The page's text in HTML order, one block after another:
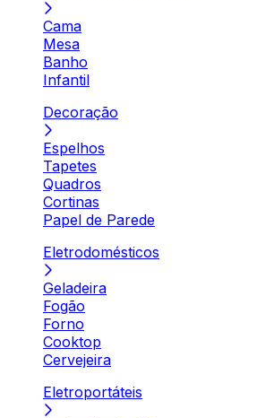
Cama
Mesa
Banho
Infantil
Decoração
Espelhos
Tapetes
Quadros
Cortinas
Papel de Parede
Eletrodomésticos
Geladeira
Fogão
Forno
Cooktop
Cervejeira
Eletroportáteis